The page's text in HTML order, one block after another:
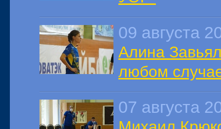
09 августа
Алина
любом
07 августа